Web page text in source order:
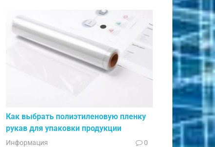
Как выбрать полиэтиленовую пленку
рукав для упаковки продукции
Информация 0